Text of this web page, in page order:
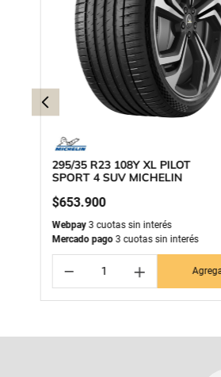
295/35 R23 108Y XL PILOT
SPORT 4 SUV MICHELIN
$653.900
Webpay3 cuotas sin interés
Mercado pago3 cuotas sin interés
＋
－